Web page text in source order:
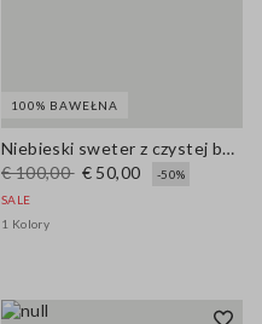
100% BAWEŁNA
Niebieski sweter z czystej bawełny w białe paski i oversize
€ 100,00 € 50,00
-50%
SALE
1 Kolory